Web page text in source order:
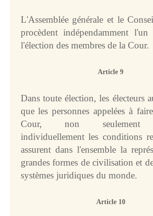
L'Assemblée générale et le
procèdent indépendamment
l'élection des membres de la Cour.
Article 9
Dans toute élection, les électeurs
que les personnes appelées à
Cour, non seulement
individuellement les conditions
assurent dans l'ensemble la
grandes formes de civilisation et
systèmes juridiques du monde.
Article 10
Série E : Rapports
annuels
Série F : Index